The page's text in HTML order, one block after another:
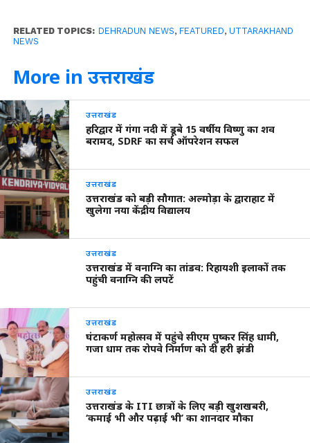
RELATED TOPICS: DEHRADUN NEWS, FEATURED, UTTARAKHAND
NEWS
More in उत्तराखंड
उत्तराखंड
हरिद्वार में गंगा नदी में डूबे 15 वर्षीय विष्णु का शव
बरामद, SDRF का सर्च ऑपरेशन सफल
उत्तराखंड
उत्तराखंड को बड़ी सौगात: अल्मोड़ा के द्वाराहाट में
खुलेगा नया केंद्रीय विद्यालय
उत्तराखंड
उत्तराखंड में वनाग्नि का तांडव: रिहायशी इलाकों तक
पहुंची वनाग्नि की लपटें
उत्तराखंड
घंटाकर्ण महोत्सव में पहुंचे सीएम पुष्कर सिंह धामी,
गजा धाम तक रोपवे निर्माण को दी हरी झंडी
उत्तराखंड
उत्तराखंड के ITI छात्रों के लिए बड़ी खुशखबरी,
‘कमाई भी और पढ़ाई भी’ का शानदार मौका